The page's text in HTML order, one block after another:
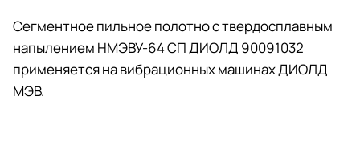
Сегментное пильное полотно с твердосплавным
напылением НМЭВУ-64 СП ДИОЛД 90091032
применяется на вибрационных машинах ДИОЛД
МЭВ.